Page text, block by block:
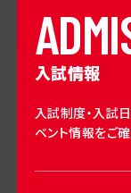
ADMI
入試情報
入試制度・入試
ベント情報をご